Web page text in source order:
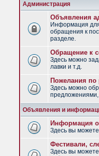
Администрация
Объявления
Информация
обращения к
разделе.
Обращение к
Здесь можно
лавки и т.д.
Пожелания по
Здесь можно
Объявления и
Информация о
Здесь вы
Фестивали,
Здесь вы